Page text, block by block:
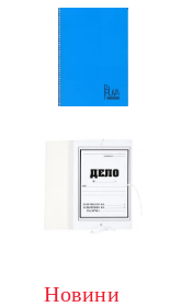
Новини